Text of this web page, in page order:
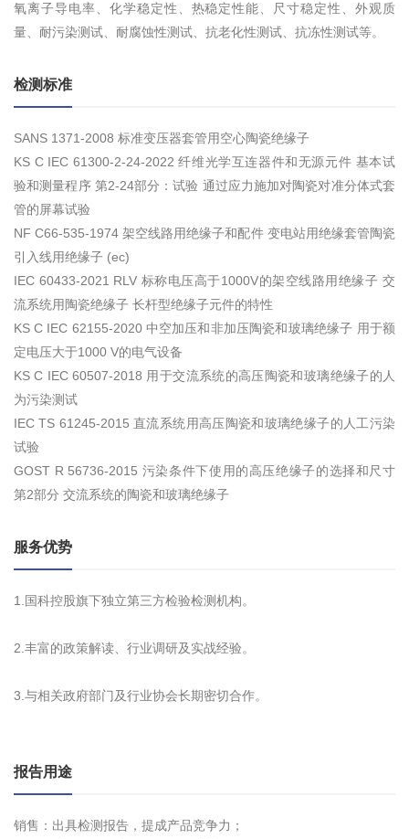
氧离子导电率、化学稳定性、热稳定性能、尺寸稳定性、外观质
量、耐污染测试、耐腐蚀性测试、抗老化性测试、抗冻性测试等。
检测标准
SANS 1371-2008 标准变压器套管用空心陶瓷绝缘子
KS C IEC 61300-2-24-2022 纤维光学互连器件和无源元件 基本试
验和测量程序 第2-24部分：试验 通过应力施加对陶瓷对准分体式套
管的屏幕试验
NF C66-535-1974 架空线路用绝缘子和配件 变电站用绝缘套管陶瓷
引入线用绝缘子 (ec)
IEC 60433-2021 RLV 标称电压高于1000V的架空线路用绝缘子 交
流系统用陶瓷绝缘子 长杆型绝缘子元件的特性
KS C IEC 62155-2020 中空加压和非加压陶瓷和玻璃绝缘子 用于额
定电压大于1000 V的电气设备
KS C IEC 60507-2018 用于交流系统的高压陶瓷和玻璃绝缘子的人
为污染测试
IEC TS 61245-2015 直流系统用高压陶瓷和玻璃绝缘子的人工污染
试验
GOST R 56736-2015 污染条件下使用的高压绝缘子的选择和尺寸
第2部分 交流系统的陶瓷和玻璃绝缘子
服务优势
1.国科控股旗下独立第三方检验检测机构。
2.丰富的政策解读、行业调研及实战经验。
3.与相关政府部门及行业协会长期密切合作。
报告用途
销售：出具检测报告，提成产品竞争力；